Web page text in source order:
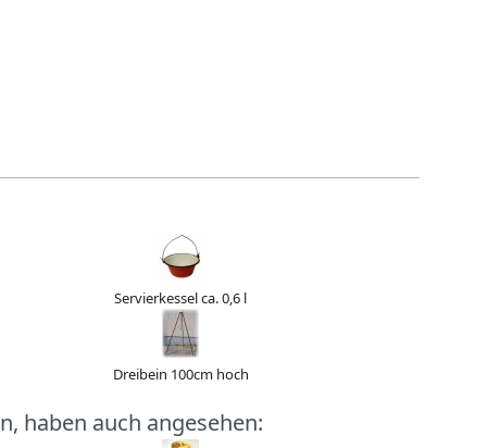
Servierkessel ca. 0,6 l
Dreibein 100cm hoch
haben auch angesehen: